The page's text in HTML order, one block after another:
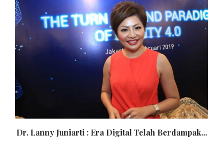
Dr. Lanny Juniarti : Era Digital Telah Berdampak...